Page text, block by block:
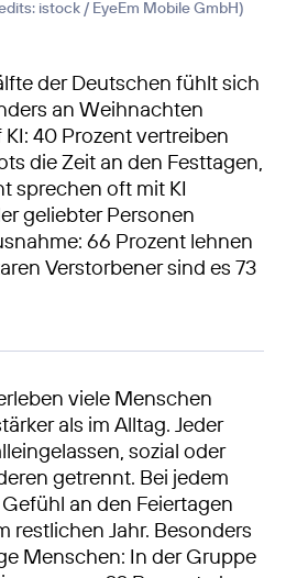
istock / EyeEm Mobile GmbH)
der Deutschen fühlt sich
an Weihnachten
40 Prozent vertreiben
die Zeit an den Festtagen,
sprechen oft mit KI
geliebter Personen
66 Prozent lehnen
Verstorbener sind es 73
viele Menschen
als im Alltag. Jeder
sozial oder
getrennt. Bei jedem
an den Feiertagen
restlichen Jahr. Besonders
Menschen: In der Gruppe